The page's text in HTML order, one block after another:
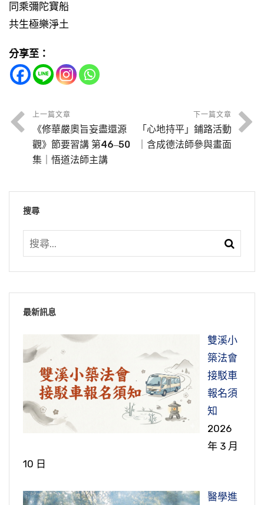
同乘彌陀寶船
共生極樂淨土
分享至：
上一篇文章
《修華嚴奧旨妄盡還源
觀》節要習講 第46‒50
集｜悟道法師主講
下一篇文章
「心地持平」鋪路活動
｜含成德法師參與畫面
搜尋
最新訊息
雙溪小
築法會
接駁車
報名須
知
2026
年 3 月
10 日
醫學進